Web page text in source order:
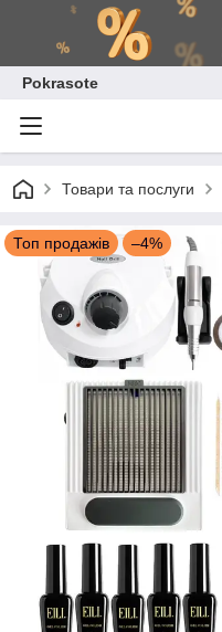
Pokrasote
Товари та послуги
Топ продажів –4%